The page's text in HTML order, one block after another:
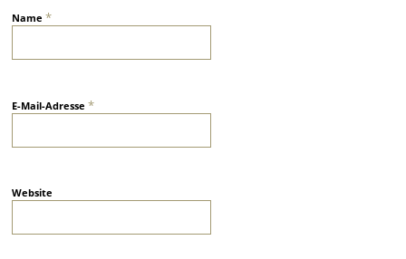
Name*
E-Mail-Adresse*
Website